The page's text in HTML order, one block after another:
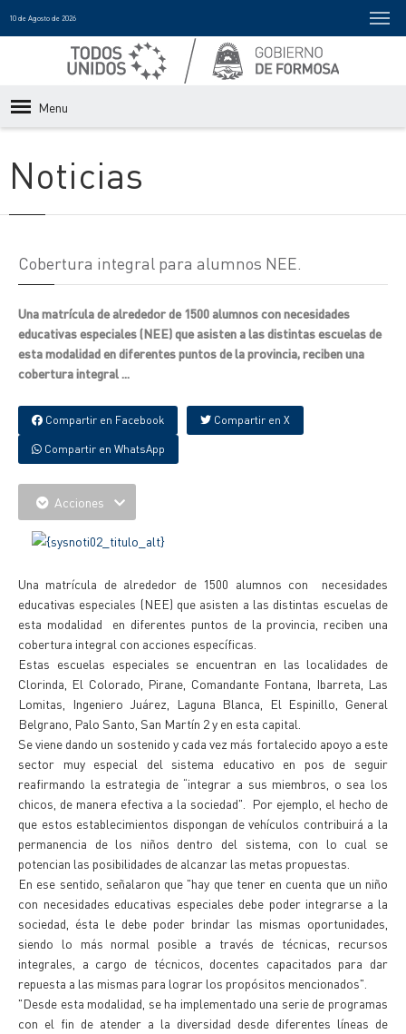
10 de Agosto de 2026
Menu
Noticias
Cobertura integral para alumnos NEE.
Una matrícula de alrededor de 1500 alumnos con necesidades
educativas especiales (NEE) que asisten a las distintas escuelas de
esta modalidad en diferentes puntos de la provincia, reciben una
cobertura integral ...
Compartir en Facebook Compartir en X
Compartir en WhatsApp
Acciones
Una matrícula de alrededor de 1500 alumnos con necesidades
educativas especiales (NEE) que asisten a las distintas escuelas de
esta modalidad en diferentes puntos de la provincia, reciben una
cobertura integral con acciones específicas.
Estas escuelas especiales se encuentran en las localidades de
Clorinda, El Colorado, Pirane, Comandante Fontana, Ibarreta, Las
Lomitas, Ingeniero Juárez, Laguna Blanca, El Espinillo, General
Belgrano, Palo Santo, San Martín 2 y en esta capital.
Se viene dando un sostenido y cada vez más fortalecido apoyo a este
sector muy especial del sistema educativo en pos de seguir
reafirmando la estrategia de “integrar a sus miembros, o sea los
chicos, de manera efectiva a la sociedad". Por ejemplo, el hecho de
que estos establecimientos dispongan de vehículos contribuirá a la
permanencia de los niños dentro del sistema, con lo cual se
potencian las posibilidades de alcanzar las metas propuestas.
En ese sentido, señalaron que "hay que tener en cuenta que un niño
con necesidades educativas especiales debe poder integrarse a la
sociedad, ésta le debe poder brindar las mismas oportunidades,
siendo lo más normal posible a través de técnicas, recursos
integrales, a cargo de técnicos, docentes capacitados para dar
repuesta a las mismas para lograr los propósitos mencionados".
"Desde esta modalidad, se ha implementado una serie de programas
con el fin de atender a la diversidad desde diferentes líneas de